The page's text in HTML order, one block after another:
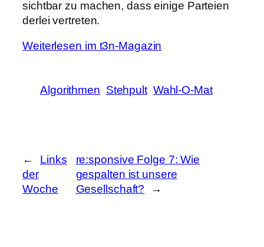
sichtbar zu machen, dass einige Parteien
derlei vertreten.
Weiterlesen im t3n-Magazin
Algorithmen Stehpult Wahl-O-Mat
←
Links
der
Woche
re:sponsive Folge 7: Wie
gespalten ist unsere
Gesellschaft?
→